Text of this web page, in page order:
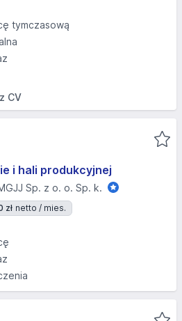
tymczasową
CV
i hali produkcyjnej
Sp. z o. o. Sp. k.
zł netto / mies.